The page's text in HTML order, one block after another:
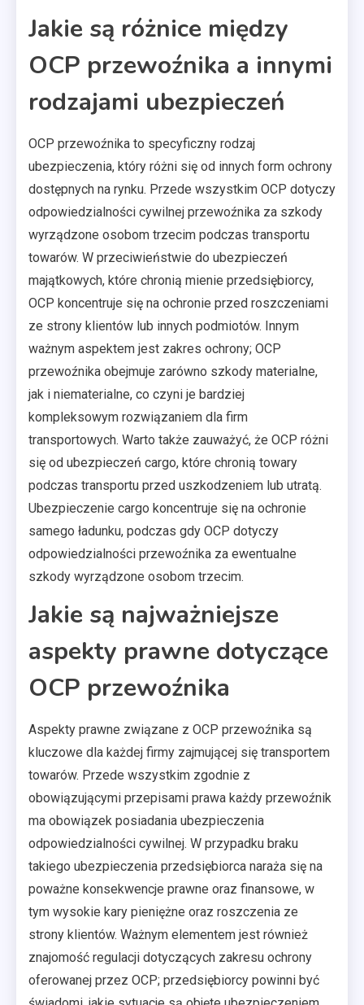
Jakie są różnice między
OCP przewoźnika a innymi
rodzajami ubezpieczeń
OCP przewoźnika to specyficzny rodzaj
ubezpieczenia, który różni się od innych form ochrony
dostępnych na rynku. Przede wszystkim OCP dotyczy
odpowiedzialności cywilnej przewoźnika za szkody
wyrządzone osobom trzecim podczas transportu
towarów. W przeciwieństwie do ubezpieczeń
majątkowych, które chronią mienie przedsiębiorcy,
OCP koncentruje się na ochronie przed roszczeniami
ze strony klientów lub innych podmiotów. Innym
ważnym aspektem jest zakres ochrony; OCP
przewoźnika obejmuje zarówno szkody materialne,
jak i niematerialne, co czyni je bardziej
kompleksowym rozwiązaniem dla firm
transportowych. Warto także zauważyć, że OCP różni
się od ubezpieczeń cargo, które chronią towary
podczas transportu przed uszkodzeniem lub utratą.
Ubezpieczenie cargo koncentruje się na ochronie
samego ładunku, podczas gdy OCP dotyczy
odpowiedzialności przewoźnika za ewentualne
szkody wyrządzone osobom trzecim.
Jakie są najważniejsze
aspekty prawne dotyczące
OCP przewoźnika
Aspekty prawne związane z OCP przewoźnika są
kluczowe dla każdej firmy zajmującej się transportem
towarów. Przede wszystkim zgodnie z
obowiązującymi przepisami prawa każdy przewoźnik
ma obowiązek posiadania ubezpieczenia
odpowiedzialności cywilnej. W przypadku braku
takiego ubezpieczenia przedsiębiorca naraża się na
poważne konsekwencje prawne oraz finansowe, w
tym wysokie kary pieniężne oraz roszczenia ze
strony klientów. Ważnym elementem jest również
znajomość regulacji dotyczących zakresu ochrony
oferowanej przez OCP; przedsiębiorcy powinni być